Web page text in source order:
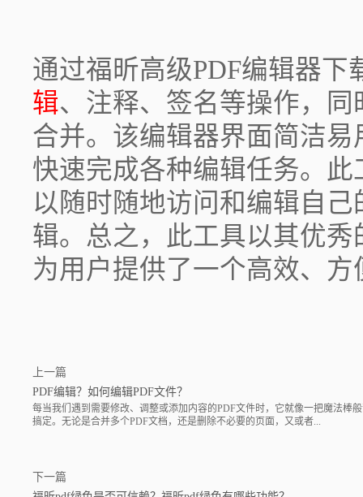
通过福昕高级PDF编辑器下
辑、注释、签名等操作，
合并。该编辑器界面简洁
快速完成各种编辑任务。
以随时随地访问和编辑自
辑。总之，此工具以其优
为用户提供了一个高效、
上一篇
PDF编辑？如何编辑PDF文件？
每当我们遇到需要修改、调整或添加内容的PDF文件时，它就像一把魔法棒
搞定。无论是合并多个PDF文档，还是删除不必要的页面，又或者...
下一篇